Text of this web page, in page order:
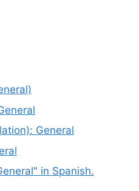
General
in Spanish.